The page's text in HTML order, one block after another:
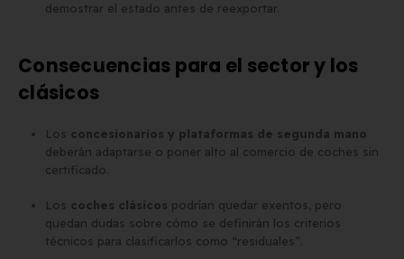
demostrar el estado antes de reexportar.
Consecuencias para el sector y los
clásicos
Los concesionarios y plataformas de segunda mano
deberán adaptarse o poner alto al comercio de coches sin
certificado.
Los coches clásicos podrían quedar exentos, pero
quedan dudas sobre cómo se definirán los criterios
técnicos para clasificarlos como “residuales”.